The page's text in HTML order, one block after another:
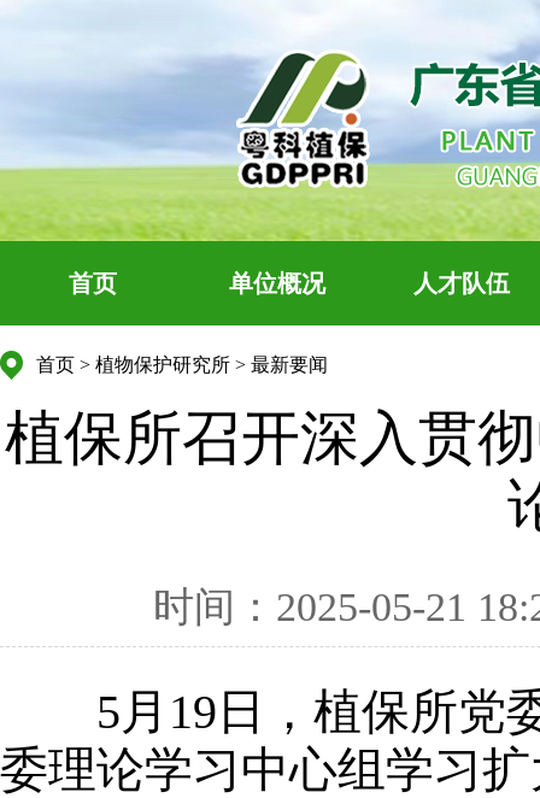
首页 单位概况 人才队伍
首页 > 植物保护研究所 > 最新要闻
植保所召开深入贯
时间：2025-05-21
5月19日，植保所党委
委理论学习中心组学习